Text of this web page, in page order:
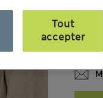
Tout
accepter